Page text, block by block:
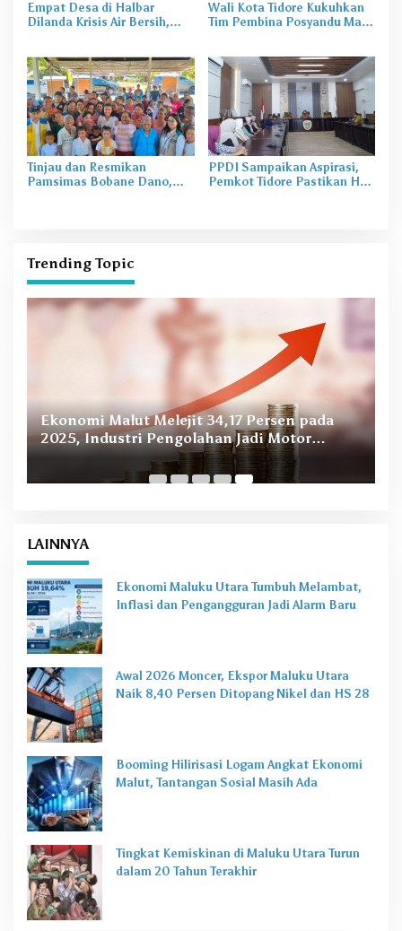
Empat Desa di Halbar
Dilanda Krisis Air Bersih,
Wali Kota Tidore Kukuhkan
Tim Pembina Posyandu Masa
Tinjau dan Resmikan
Pamsimas Bobane Dano,
PPDI Sampaikan Aspirasi,
Pemkot Tidore Pastikan Hak
Trending Topic
Ekonomi Malut Melejit 34,17 Persen pada
2025, Industri Pengolahan Jadi Motor
Utama PDRB
LAINNYA
Ekonomi Maluku Utara Tumbuh Melambat,
Inflasi dan Pengangguran Jadi Alarm Baru
Awal 2026 Moncer, Ekspor Maluku Utara
Naik 8,40 Persen Ditopang Nikel dan HS 28
Booming Hilirisasi Logam Angkat Ekonomi
Malut, Tantangan Sosial Masih Ada
Tingkat Kemiskinan di Maluku Utara Turun
dalam 20 Tahun Terakhir